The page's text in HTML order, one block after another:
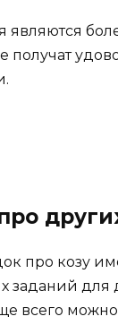
являются
получат
про козу
заданий для
всего